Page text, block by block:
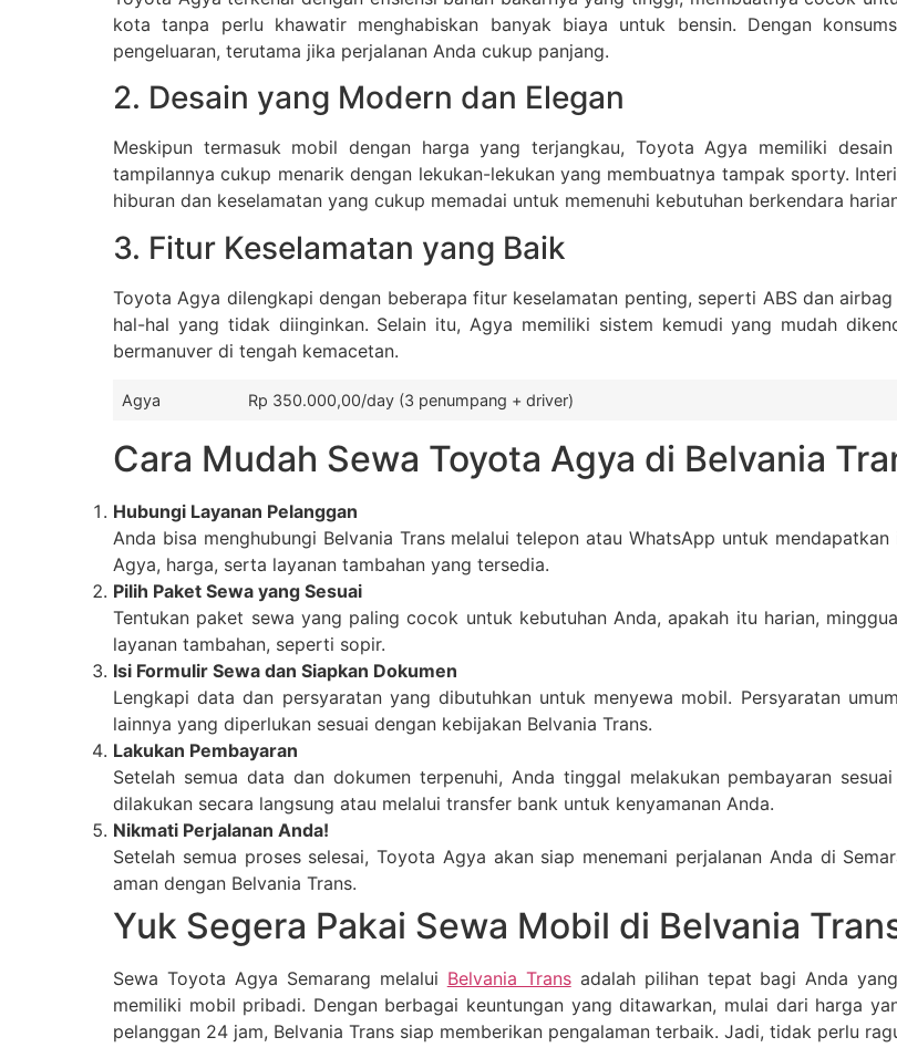
kota tanpa perlu khawatir menghabiskan banyak biaya untuk bensin. Dengan
pengeluaran, terutama jika perjalanan Anda cukup panjang.
2. Desain yang Modern dan Elegan
Meskipun termasuk mobil dengan harga yang terjangkau, Toyota Agya memiliki
tampilannya cukup menarik dengan lekukan-lekukan yang membuatnya tampak sporty.
hiburan dan keselamatan yang cukup memadai untuk memenuhi kebutuhan berkendara
3. Fitur Keselamatan yang Baik
Toyota Agya dilengkapi dengan beberapa fitur keselamatan penting, seperti ABS dan
hal-hal yang tidak diinginkan. Selain itu, Agya memiliki sistem kemudi yang mudah
bermanuver di tengah kemacetan.
Agya Rp 350.000,00/day (3 penumpang + driver)
Cara Mudah Sewa Toyota Agya di Belvania
Hubungi Layanan Pelanggan
Anda bisa menghubungi Belvania Trans melalui telepon atau WhatsApp untuk
Agya, harga, serta layanan tambahan yang tersedia.
Pilih Paket Sewa yang Sesuai
Tentukan paket sewa yang paling cocok untuk kebutuhan Anda, apakah itu harian,
layanan tambahan, seperti sopir.
Isi Formulir Sewa dan Siapkan Dokumen
Lengkapi data dan persyaratan yang dibutuhkan untuk menyewa mobil. Persyaratan
lainnya yang diperlukan sesuai dengan kebijakan Belvania Trans.
Lakukan Pembayaran
Setelah semua data dan dokumen terpenuhi, Anda tinggal melakukan pembayaran
dilakukan secara langsung atau melalui transfer bank untuk kenyamanan Anda.
Nikmati Perjalanan Anda!
Setelah semua proses selesai, Toyota Agya akan siap menemani perjalanan Anda di
aman dengan Belvania Trans.
Yuk Segera Pakai Sewa Mobil di Belvania
Sewa Toyota Agya Semarang melalui Belvania Transadalah pilihan tepat bagi Anda
memiliki mobil pribadi. Dengan berbagai keuntungan yang ditawarkan, mulai dari harga
pelanggan 24 jam, Belvania Trans siap memberikan pengalaman terbaik. Jadi, tidak perlu